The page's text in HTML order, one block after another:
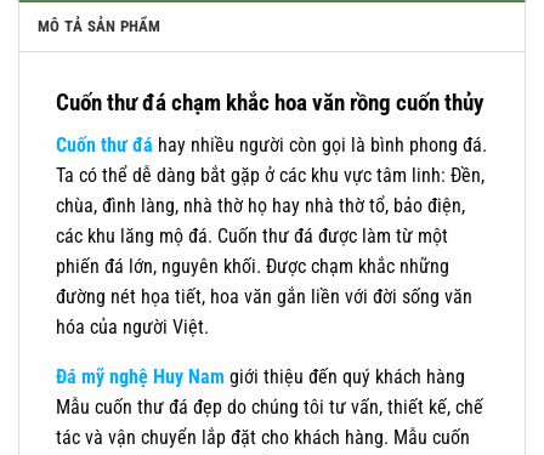
MÔ TẢ SẢN PHẨM
Cuốn thư đá chạm khắc hoa văn rồng cuốn thủy
Cuốn thư đá hay nhiều người còn gọi là bình phong đá.
Ta có thể dễ dàng bắt gặp ở các khu vực tâm linh: Đền,
chùa, đình làng, nhà thờ họ hay nhà thờ tổ, bảo điện,
các khu lăng mộ đá. Cuốn thư đá được làm từ một
phiến đá lớn, nguyên khối. Được chạm khắc những
đường nét họa tiết, hoa văn gắn liền với đời sống văn
hóa của người Việt.
Đá mỹ nghệ Huy Nam giới thiệu đến quý khách hàng
Mẫu cuốn thư đá đẹp do chúng tôi tư vấn, thiết kế, chế
tác và vận chuyển lắp đặt cho khách hàng. Mẫu cuốn